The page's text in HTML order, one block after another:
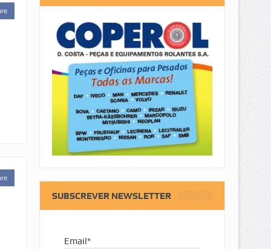
SUBSCREVER NEWSLETTER
Email*